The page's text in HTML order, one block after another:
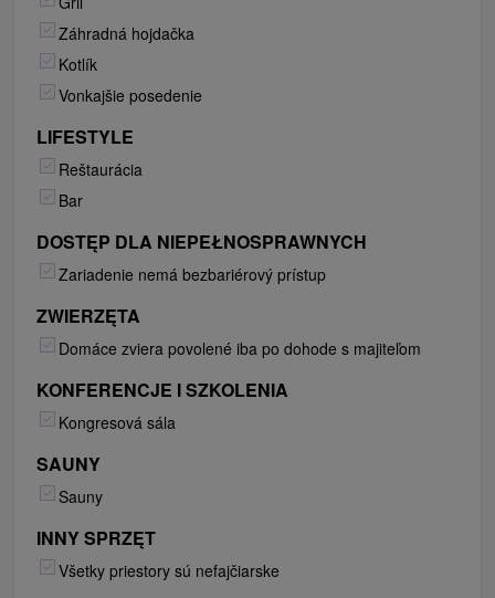
Záhradná hojdačka
Kotlík
Vonkajšie posedenie
LIFESTYLE
Reštaurácia
Bar
DOSTĘP DLA NIEPEŁNOSPRAWNYCH
Zariadenie nemá bezbariérový prístup
ZWIERZĘTA
Domáce zviera povolené iba po dohode s majiteľom
KONFERENCJE I SZKOLENIA
Kongresová sála
SAUNY
Sauny
INNY SPRZĘT
Všetky priestory sú nefajčiarske